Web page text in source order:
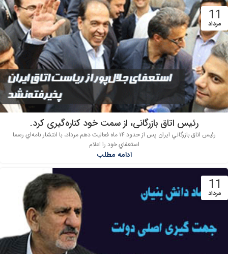
11
مرداد
رئیس اتاق بازرگانی، از سمت خود کناره‌گیری کرد.
رئيس اتاق بازرگاني ايران پس از حدود ۱۴ ماه فعاليت دهم مرداد، با انتشار نامه‌اي رسما
استعفاي خود را اعلام
ادامه مطلب
11
مرداد